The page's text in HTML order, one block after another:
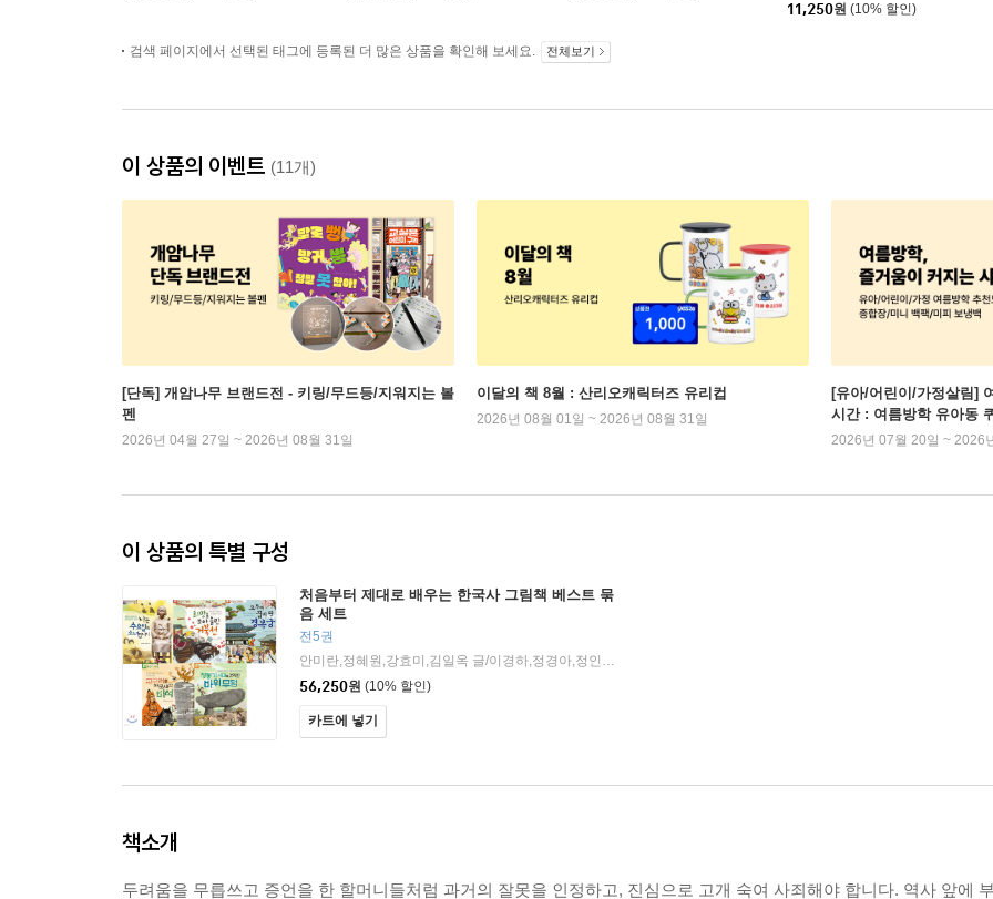
11,250원 (10% 할인)
검색 페이지에서 선택된 태그에 등록된 더 많은 상품을 확인해 보세요. 전체보기
이 상품의 이벤트 (11개)
[단독] 개암나무 브랜드전 - 키링/무드등/지워지는 볼
펜
2026년 04월 27일 ~ 2026년 08월 31일
이달의 책 8월 : 산리오캐릭터즈 유리컵
2026년 08월 01일 ~ 2026년 08월 31일
[유아/어린이/가정살림]
시간 : 여름방학 유아동
2026년 07월 20일 ~ 2026
이 상품의 특별 구성
처음부터 제대로 배우는 한국사 그림책 베스트 묶
음 세트
전5권
안미란,정혜원,강효미,김일옥 글/이경하,정경아,정인선,천복주,이경국,박지윤 그림/한혜인 감수
56,250원 (10% 할인)
카트에 넣기
책소개
두려움을 무릅쓰고 증언을 한 할머니들처럼 과거의 잘못을 인정하고, 진심으로 고개 숙여 사죄해야 합니다. 역사 앞에